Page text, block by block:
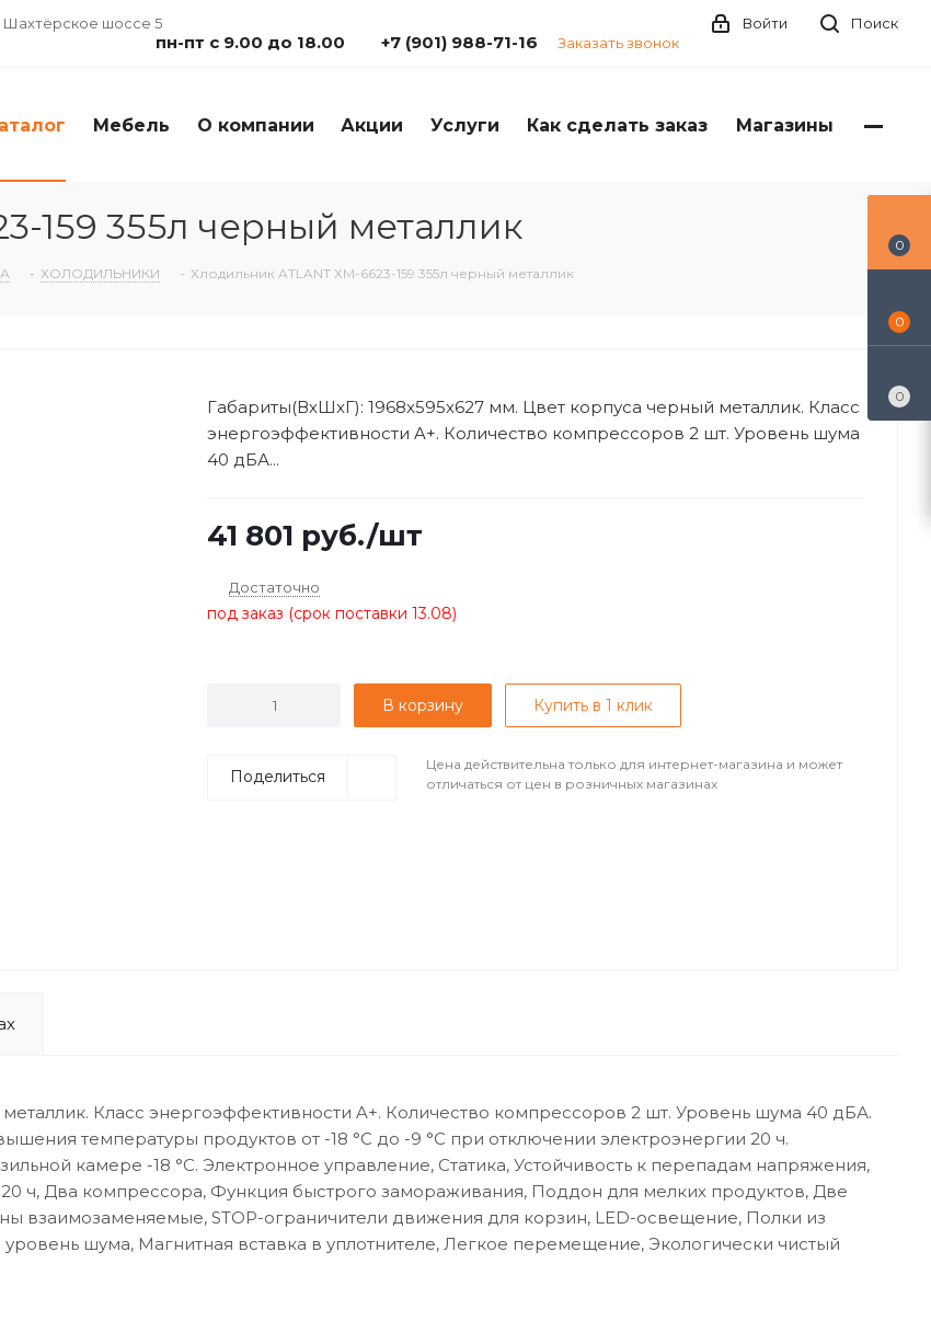
Шахтёрское шоссе 5 Поиск
Войти
пн-пт с 9.00 до 18.00 +7 (901) 988-71-16 Заказать звонок
Мебель О компании Акции Услуги Как сделать заказ Магазины
159 355л черный металлик
- ХОЛОДИЛЬНИКИ - Хлодильник ATLANT ХМ-6623-159 355л черный металлик
Габариты(ВхШxГ): 1968x595x627 мм. Цвет корпуса черный металлик. Класс
энергоэффективности A+. Количество компрессоров 2 шт. Уровень шума
40 дБА...
41 801 руб./шт
Достаточно
под заказ (срок поставки 13.08)
В корзину Купить в 1 клик
Поделиться
Цена действительна только для интернет-магазина и может
отличаться от цен в розничных магазинах
Класс энергоэффективности A+. Количество компрессоров 2 шт. Уровень шума 40 дБА.
температуры продуктов от -18 °C до -9 °C при отключении электроэнергии 20 ч.
камере -18 °C. Электронное управление, Статика, Устойчивость к перепадам напряжения,
ч, Два компрессора, Функция быстрого замораживания, Поддон для мелких продуктов, Две
взаимозаменяемые, STOP-ограничители движения для корзин, LED-освещение, Полки из
шума, Магнитная вставка в уплотнителе, Легкое перемещение, Экологически чистый
0
0
0